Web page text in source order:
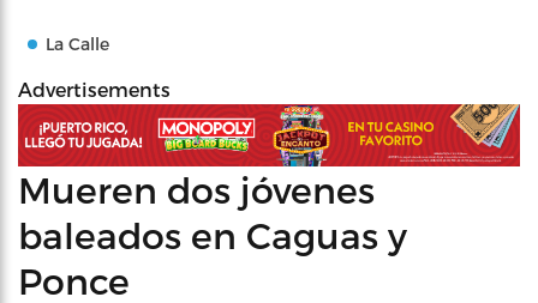
La Calle
Advertisements
Mueren dos jóvenes
baleados en Caguas y
Ponce